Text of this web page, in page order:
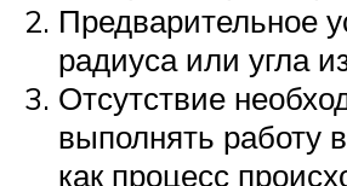
Предварительное
радиуса или угла
Отсутствие
выполнять работу
как процесс